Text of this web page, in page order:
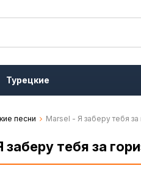
Турецкие
песни Marsel - Я заберу тебя за
заберу тебя за